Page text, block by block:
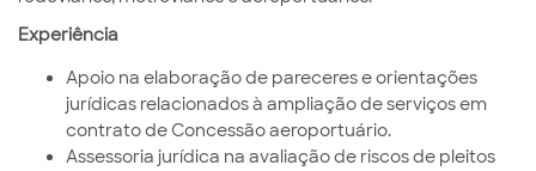
Experiência
Apoio na elaboração de pareceres e orientações
jurídicas relacionados à ampliação de serviços em
contrato de Concessão aeroportuário.
Assessoria jurídica na avaliação de riscos de pleitos